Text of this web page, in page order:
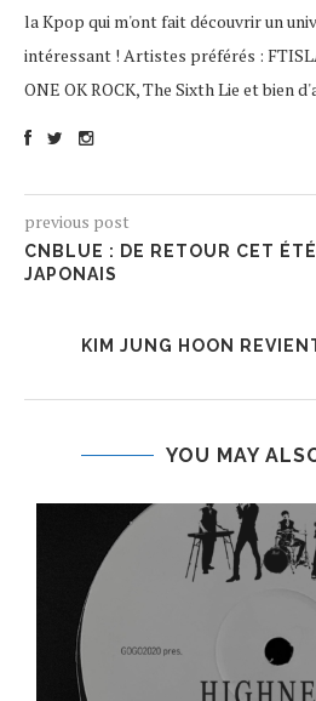
la Kpop qui m'ont fait découvrir un
intéressant ! Artistes préférés :
ONE OK ROCK, The Sixth Lie et bien
previous post
CNBLUE : DE RETOUR CET
JAPONAIS
KIM JUNG HOON
YOU MAY